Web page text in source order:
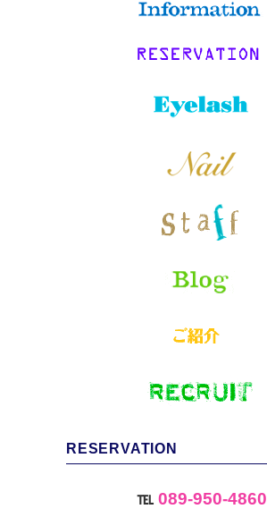
RESERVATION
℡ 089-950-4860